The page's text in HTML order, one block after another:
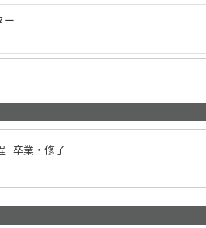
ー
卒業・修了